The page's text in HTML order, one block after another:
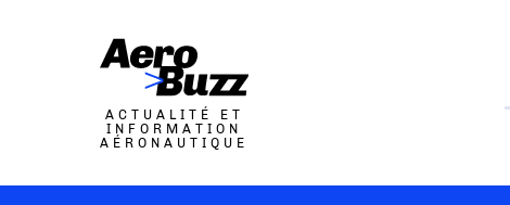
ACTUALITÉ ET
INFORMATION
AÉRONAUTIQUE